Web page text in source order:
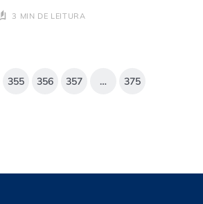
3 MIN DE LEITURA
355 356 357 … 375